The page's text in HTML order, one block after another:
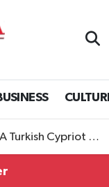
is now available to watch